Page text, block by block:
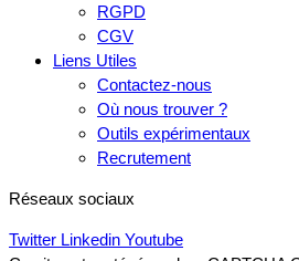
RGPD
CGV
Liens Utiles
Contactez-nous
Où nous trouver ?
Outils expérimentaux
Recrutement
Réseaux sociaux
Twitter Linkedin Youtube